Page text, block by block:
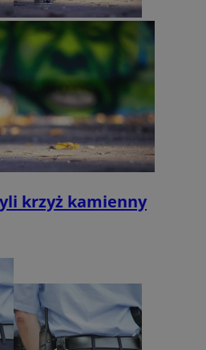
krzyż kamienny